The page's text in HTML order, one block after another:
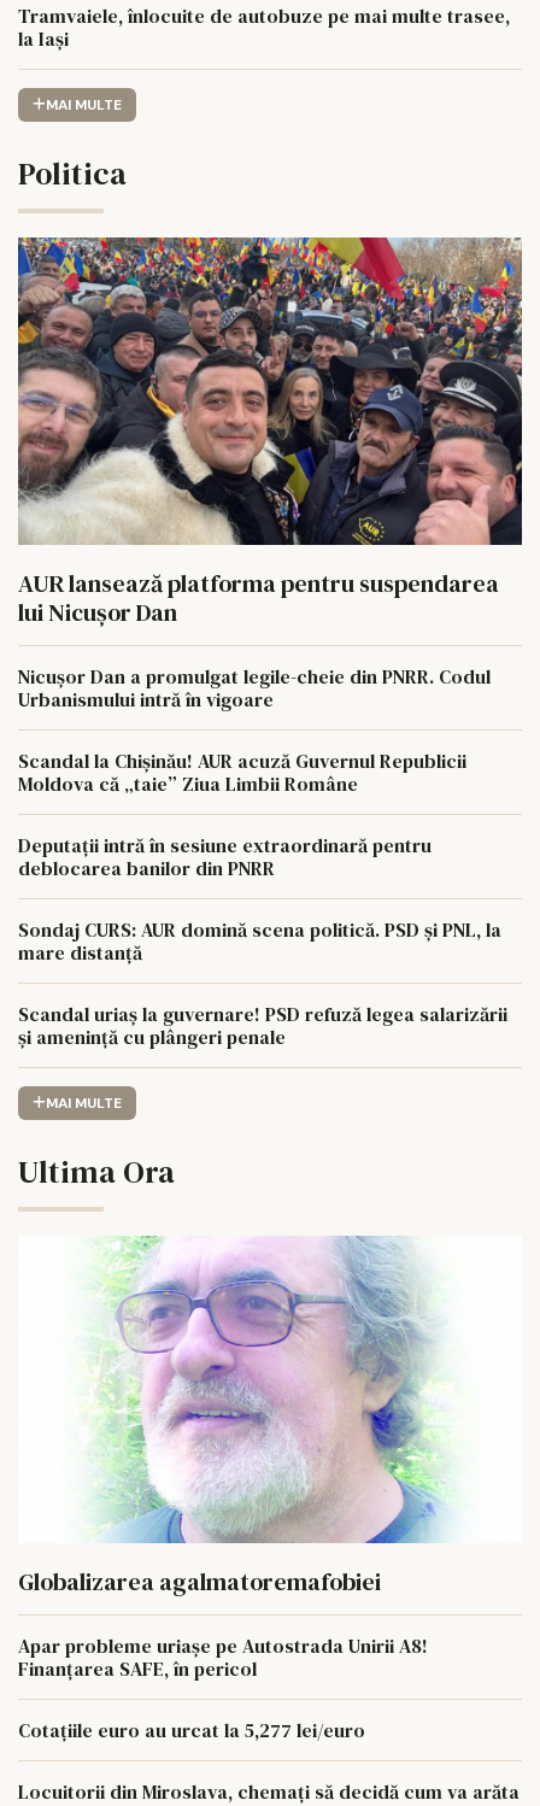
Tramvaiele, înlocuite de autobuze pe mai multe trasee,
la Iași
MAI MULTE
Politica
AUR lansează platforma pentru suspendarea
lui Nicușor Dan
Nicușor Dan a promulgat legile-cheie din PNRR. Codul
Urbanismului intră în vigoare
Scandal la Chișinău! AUR acuză Guvernul Republicii
Moldova că „taie” Ziua Limbii Române
Deputații intră în sesiune extraordinară pentru
deblocarea banilor din PNRR
Sondaj CURS: AUR domină scena politică. PSD și PNL, la
mare distanță
Scandal uriaș la guvernare! PSD refuză legea salarizării
și amenință cu plângeri penale
MAI MULTE
Ultima Ora
Globalizarea agalmatoremafobiei
Apar probleme uriașe pe Autostrada Unirii A8!
Finanțarea SAFE, în pericol
Cotațiile euro au urcat la 5,277 lei/euro
Locuitorii din Miroslava, chemați să decidă cum va arăta